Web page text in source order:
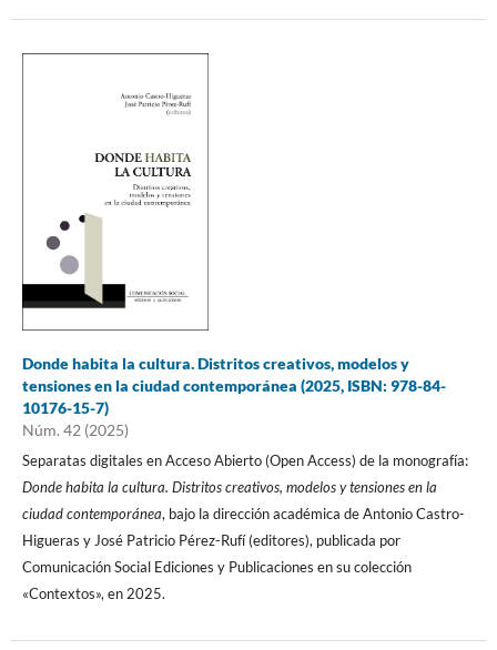
Donde habita la cultura. Distritos creativos, modelos y
tensiones en la ciudad contemporánea (2025, ISBN: 978-84-
10176-15-7)
Núm. 42 (2025)
Separatas digitales en Acceso Abierto (Open Access) de la monografía:
Donde habita la cultura. Distritos creativos, modelos y tensiones en la
ciudad contemporánea, bajo la dirección académica de Antonio Castro-
Higueras y José Patricio Pérez-Rufí (editores), publicada por
Comunicación Social Ediciones y Publicaciones en su colección
«Contextos», en 2025.